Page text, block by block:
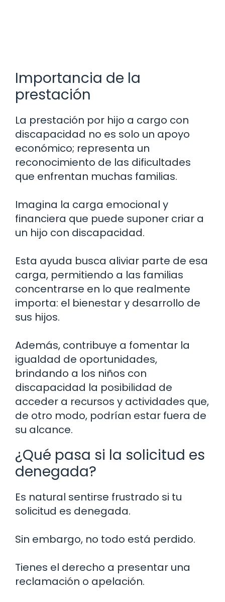
Importancia de la
prestación
La prestación por hijo a cargo con
discapacidad no es solo un apoyo
económico; representa un
reconocimiento de las dificultades
que enfrentan muchas familias.
Imagina la carga emocional y
financiera que puede suponer criar a
un hijo con discapacidad.
Esta ayuda busca aliviar parte de esa
carga, permitiendo a las familias
concentrarse en lo que realmente
importa: el bienestar y desarrollo de
sus hijos.
Además, contribuye a fomentar la
igualdad de oportunidades,
brindando a los niños con
discapacidad la posibilidad de
acceder a recursos y actividades que,
de otro modo, podrían estar fuera de
su alcance.
¿Qué pasa si la solicitud es
denegada?
Es natural sentirse frustrado si tu
solicitud es denegada.
Sin embargo, no todo está perdido.
Tienes el derecho a presentar una
reclamación o apelación.